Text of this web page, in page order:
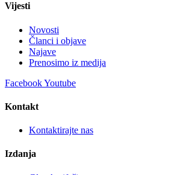
Vijesti
Novosti
Članci i objave
Najave
Prenosimo iz medija
FacebookYoutube
Kontakt
Kontaktirajte nas
Izdanja